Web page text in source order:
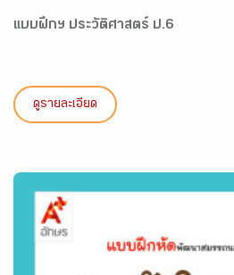
แบบฝึกฯ ประวัติศาสตร์ ป.6
ดูรายละเอียด